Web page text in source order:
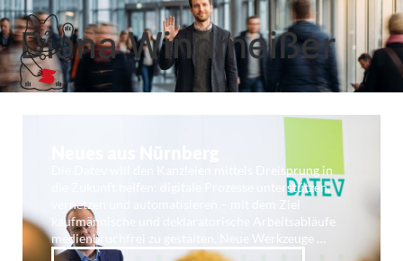
Diana Windmeißer
Die Datev will den Kanzleien mittels Dreisprung in
die Zukunft helfen: digitale Prozesse unterstützen,
vernetzen und automatisieren – mit dem Ziel
kaufmännische und deklaratorische Arbeitsabläufe
medienbruchfrei zu gestalten. Neue Werkzeuge …